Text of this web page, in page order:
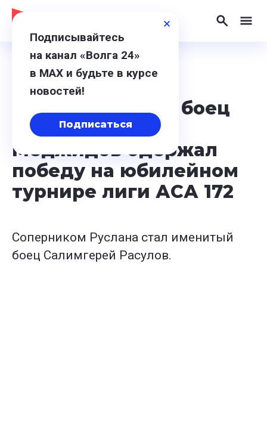
12 марта 2024, 19:34
Нижегородский боец
по ММА Руслан
Меджидов одержал
победу на юбилейном
турнире лиги АСА 172
Соперником Руслана стал именитый
боец Салимгерей Расулов.
Подписывайтесь
на канал «Волга 24»
в МАХ и будьте в курсе
новостей!
Подписаться